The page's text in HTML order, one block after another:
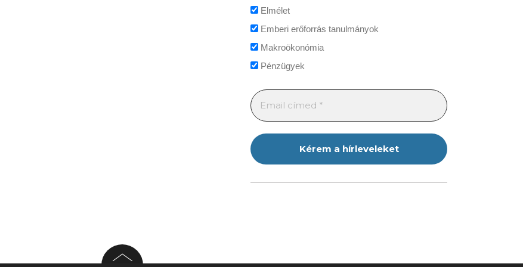
Elmélet
Emberi erőforrás tanulmányok
Makroökonómia
Pénzügyek